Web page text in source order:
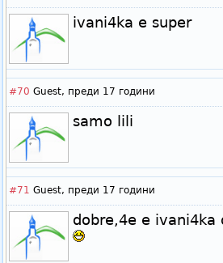
ivani4ka e super
#70 Guest, преди 17 години
samo lili
#71 Guest, преди 17 години
dobre,4e e ivani4ka